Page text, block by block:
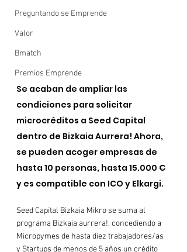
Preguntando se Emprende
Valor
Bmatch
Premios Emprende
Se acaban de ampliar las
condiciones para solicitar
microcréditos a Seed Capital
dentro de Bizkaia Aurrera! Ahora,
se pueden acoger empresas de
hasta 10 personas, hasta 15.000 €
y es compatible con ICO y Elkargi.
Seed Capital Bizkaia Mikro se suma al
programa Bizkaia aurrera!, concediendo a
Micropymes de hasta diez trabajadores/as
y Startups de menos de 5 años un crédito